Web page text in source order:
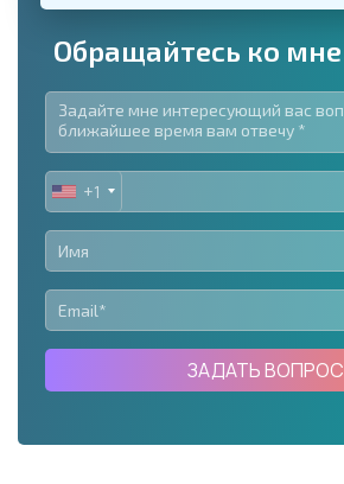
Обращайтесь ко мне
UNITED
STATES
+1
+1
ЗАДАТЬ ВОПРОС